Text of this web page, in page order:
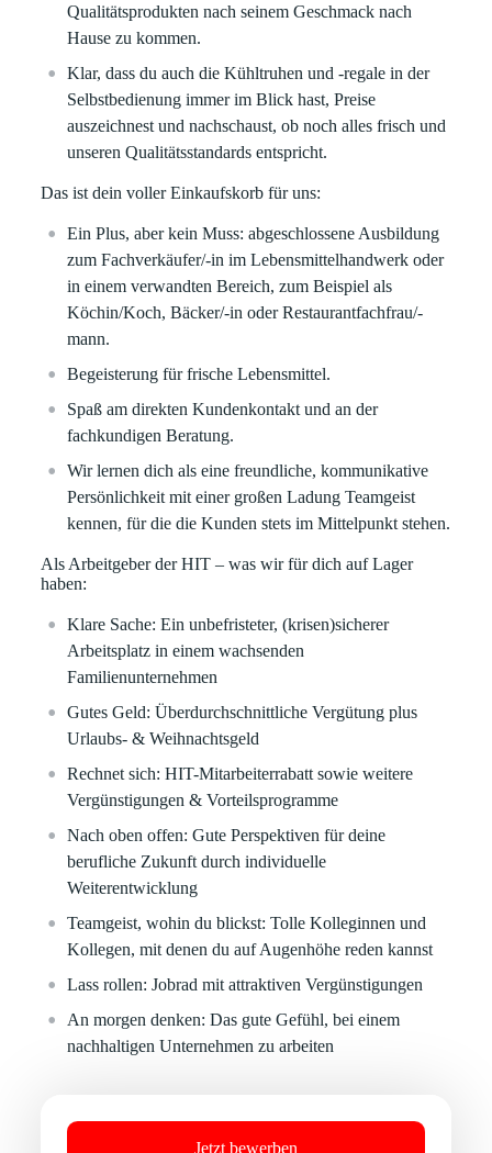
Qualitätsprodukten nach seinem Geschmack nach
Hause zu kommen.
Klar, dass du auch die Kühltruhen und -regale in der
Selbstbedienung immer im Blick hast, Preise
auszeichnest und nachschaust, ob noch alles frisch und
unseren Qualitätsstandards entspricht.
Das ist dein voller Einkaufskorb für uns:
Ein Plus, aber kein Muss: abgeschlossene Ausbildung
zum Fachverkäufer/-in im Lebensmittelhandwerk oder
in einem verwandten Bereich, zum Beispiel als
Köchin/Koch, Bäcker/-in oder Restaurantfachfrau/-
mann.
Begeisterung für frische Lebensmittel.
Spaß am direkten Kundenkontakt und an der
fachkundigen Beratung.
Wir lernen dich als eine freundliche, kommunikative
Persönlichkeit mit einer großen Ladung Teamgeist
kennen, für die die Kunden stets im Mittelpunkt stehen.
Als Arbeitgeber der HIT – was wir für dich auf Lager
haben:
Klare Sache:Ein unbefristeter, (krisen)sicherer
Arbeitsplatz in einem wachsenden
Familienunternehmen
Gutes Geld:Überdurchschnittliche Vergütung plus
Urlaubs- & Weihnachtsgeld
Rechnet sich: HIT-Mitarbeiterrabatt sowie weitere
Vergünstigungen & Vorteilsprogramme
Nach oben offen:Gute Perspektiven für deine
berufliche Zukunft durch individuelle
Weiterentwicklung
Teamgeist, wohin du blickst:Tolle Kolleginnen und
Kollegen, mit denen du auf Augenhöhe reden kannst
Lass rollen:Jobrad mit attraktiven Vergünstigungen
An morgen denken:Das gute Gefühl, bei einem
nachhaltigen Unternehmen zu arbeiten
Jetzt bewerben